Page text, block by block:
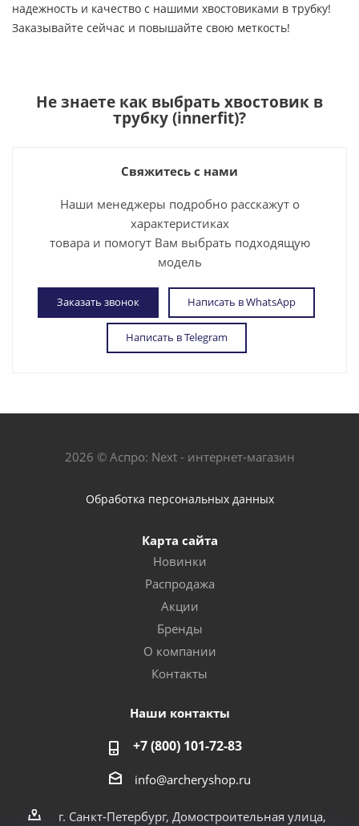
надежность и качество с нашими хвостовиками в трубку!
Заказывайте сейчас и повышайте свою меткость!
Не знаете как выбрать хвостовик в
трубку (innerfit)?
Свяжитесь с нами
Наши менеджеры подробно расскажут о
характеристиках
товара и помогут Вам выбрать подходящую
модель
Заказать звонок Написать в WhatsApp
Написать в Telegram
2026 © Аспро: Next - интернет-магазин
Обработка персональных данных
Карта сайта
Новинки
Распродажа
Акции
Бренды
О компании
Контакты
Наши контакты
+7 (800) 101-72-83
info@archeryshop.ru
г. Санкт-Петербург, Домостроительная улица,